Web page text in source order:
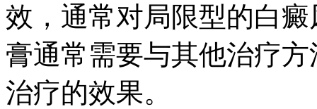
效，通常对局限型的白
膏通常需要与其他治疗
治疗的效果。